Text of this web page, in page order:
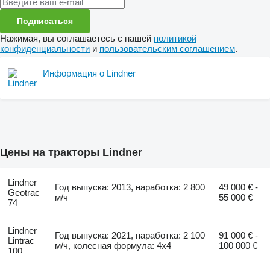
Подписаться
Нажимая, вы соглашаетесь с нашей политикой
конфиденциальности и пользовательским соглашением.
Информация о Lindner
Цены на тракторы Lindner
Lindner
Geotrac
74
Год выпуска: 2013, наработка: 2 800
м/ч
49 000 € -
55 000 €
Lindner
Lintrac
100
Год выпуска: 2021, наработка: 2 100
м/ч, колесная формула: 4x4
91 000 € -
100 000 €